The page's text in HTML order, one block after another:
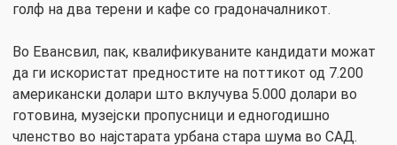
голф на два терени и кафе со градоначалникот.
Во Евансвил, пак, квалификуваните кандидати можат
да ги искористат предностите на поттикот од 7.200
американски долари што вклучува 5.000 долари во
готовина, музејски пропусници и едногодишно
членство во најстарата урбана стара шума во САД.